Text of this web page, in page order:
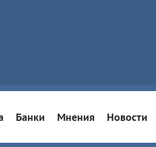
Банки Мнения Новости